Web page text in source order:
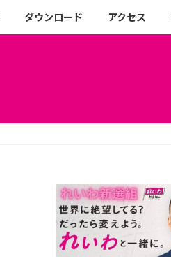
ダウンロード アクセス